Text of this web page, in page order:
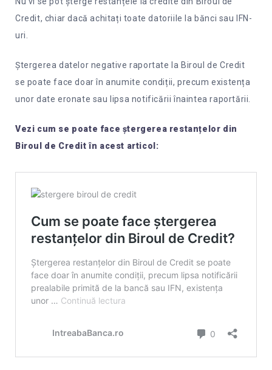
Credit, chiar dacă achitați toate datoriile la bănci sau IFN-
uri.
Ștergerea datelor negative raportate la Biroul de Credit
se poate face doar în anumite condiții, precum existența
unor date eronate sau lipsa notificării înaintea raportării.
Vezi cum se poate face ștergerea restanțelor din
Biroul de Credit în acest articol: